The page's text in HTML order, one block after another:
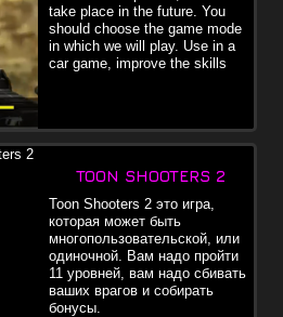
take place in the future. You
should choose the game mode
in which we will play. Use in a
car game, improve the skills
TOON SHOOTERS 2
Toon Shooters 2 это игра,
которая может быть
многопользовательской, или
одиночной. Вам надо пройти
11 уровней, вам надо сбивать
ваших врагов и собирать
бонусы.